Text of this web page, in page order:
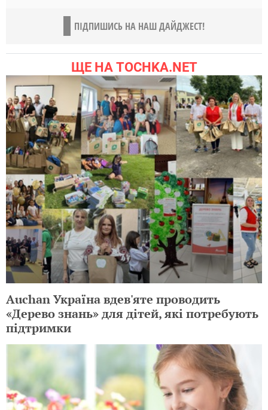
ПІДПИШИСЬ НА НАШ ДАЙДЖЕСТ!
ЩЕ НА TOCHKA.NET
Auchan Україна вдев'яте проводить
«Дерево знань» для дітей, які потребують
підтримки